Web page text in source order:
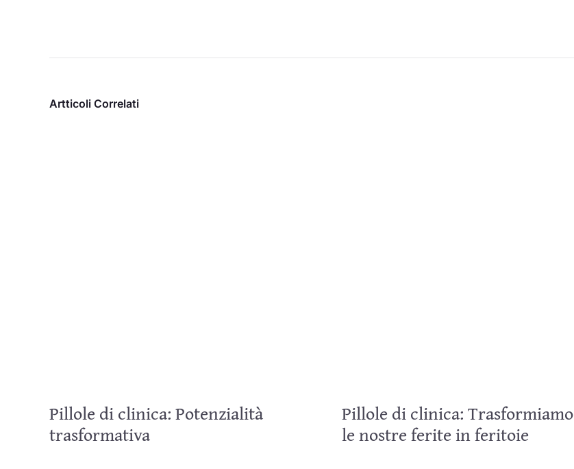
Artticoli Correlati
Pillole di clinica: Potenzialità
trasformativa
Pillole di clinica: Trasformiamo
le nostre ferite in feritoie